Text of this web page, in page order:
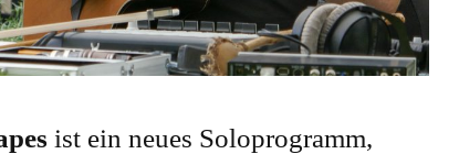
ist ein neues Soloprogramm,